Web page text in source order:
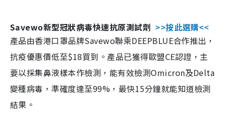
Savewo新型冠狀病毒快速抗原測試劑 >>按此選購<<
產品由香港口罩品牌Savewo聯乘DEEPBLUE合作推出，
抗疫優惠價低至$18買到。產品已獲得歐盟CE認證，主
要以採集鼻液樣本作檢測，能有效檢測Omicron及Delta
變種病毒，準確度達至99%，最快15分鐘就能知道檢測
結果。